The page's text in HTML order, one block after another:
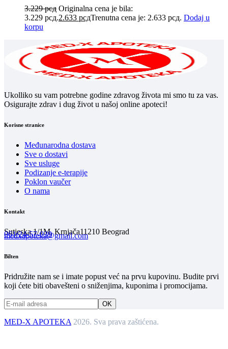
3.229рсд Originalna cena je bila:
3.229 рсд.2.633 рсдTrenutna cena je: 2.633 рсд. Dodaj u
korpu
Ukolliko su vam potrebne godine zdravog života mi smo tu za vas.
Osigurajte zdrav i dug život u našoj online apoteci!
Korisne stranice
Međunarodna dostava
Sve o dostavi
Sve usluge
Podizanje e-terapije
Poklon vaučer
O nama
Kontakt
Sutjeska 1/1M, Krnjača11210 Beograd
061/24-57-039
medxapoteka@gmail.com
Bilten
Pridružite nam se i imate popust već na prvu kupovinu. Budite prvi
koji ćete biti obavešteni o sniženjima, kuponima i promocijama.
MED-X APOTEKA 2026. Sva prava zaštićena.